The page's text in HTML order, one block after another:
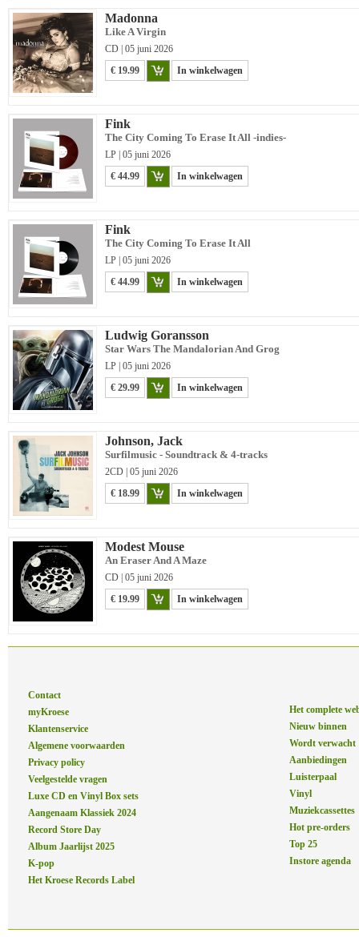
Madonna
Like A Virgin
CD | 05 juni 2026
€ 19.99
In winkelwagen
Fink
The City Coming To Erase It All -indies-
LP | 05 juni 2026
€ 44.99
In winkelwagen
Fink
The City Coming To Erase It All
LP | 05 juni 2026
€ 44.99
In winkelwagen
Ludwig Goransson
Star Wars The Mandalorian And Grog
LP | 05 juni 2026
€ 29.99
In winkelwagen
Johnson, Jack
Surfilmusic - Soundtrack & 4-tracks
2CD | 05 juni 2026
€ 18.99
In winkelwagen
Modest Mouse
An Eraser And A Maze
CD | 05 juni 2026
€ 19.99
In winkelwagen
Contact
myKroese
Klantenservice
Algemene voorwaarden
Privacy policy
Veelgestelde vragen
Luxe CD en Vinyl Box sets
Aangenaam Klassiek 2024
Record Store Day
Album Jaarlijst 2025
K-pop
Het Kroese Records Label
Het complete
Nieuw binnen
Wordt verwacht
Aanbiedingen
Luisterpaal
Vinyl
Muziekcassettes
Hot pre-orders
Top 25
Instore agenda